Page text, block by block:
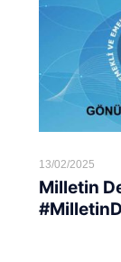
13/02/2025
Milletin